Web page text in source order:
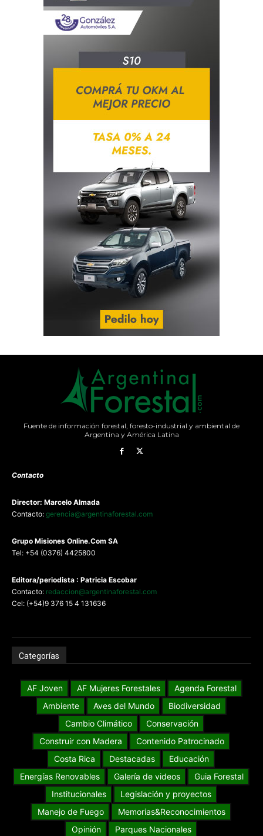
Fuente de información forestal, foresto-industrial y ambiental de
Argentina y América Latina
Contacto
Director: Marcelo Almada
Contacto: gerencia@argentinaforestal.com
Grupo Misiones Online.Com SA
Tel: +54 (0376) 4425800
Editora/periodista : Patricia Escobar
Contacto: redaccion@argentinaforestal.com
Cel: (+54)9 376 15 4 131636
Categorías
AF Joven AF Mujeres Forestales
Agenda Forestal
Ambiente
Aves del Mundo
Biodiversidad
Cambio Climático
Conservación
Construir con Madera
Contenido Patrocinado
Costa Rica
Destacadas
Educación
Energías Renovables
Galería de videos
Guia Forestal
Institucionales
Legislación y proyectos
Manejo de Fuego
Memorias&Reconocimientos
Opinión
Parques Nacionales